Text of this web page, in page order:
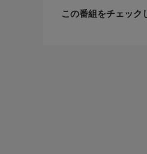
この番組をチェック